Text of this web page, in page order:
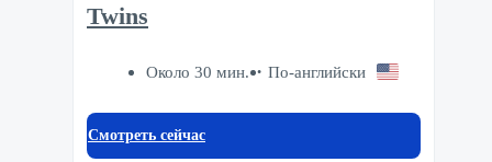
Twins
Около 30 мин. По-английски
Смотреть сейчас